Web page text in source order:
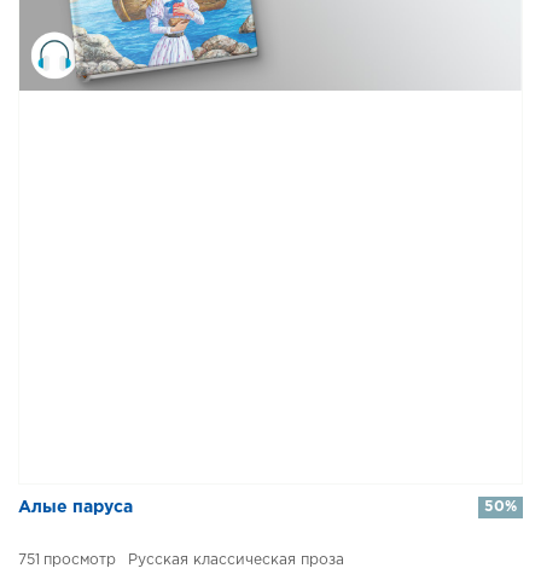
Алые паруса
751 Русская классическая проза
50%